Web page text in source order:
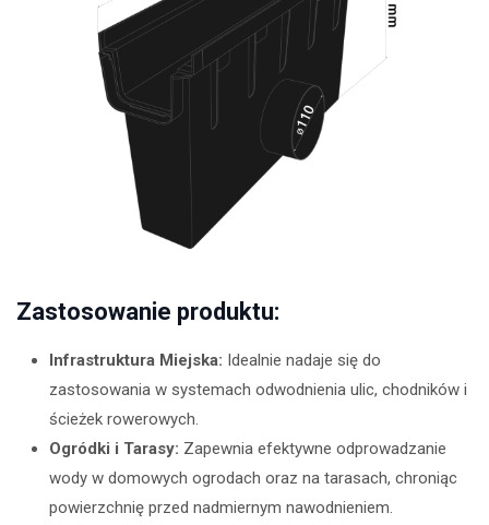
Zastosowanie produktu:
Infrastruktura Miejska: Idealnie nadaje się do
zastosowania w systemach odwodnienia ulic, chodników i
ścieżek rowerowych.
Ogródki i Tarasy: Zapewnia efektywne odprowadzanie
wody w domowych ogrodach oraz na tarasach, chroniąc
powierzchnię przed nadmiernym nawodnieniem.